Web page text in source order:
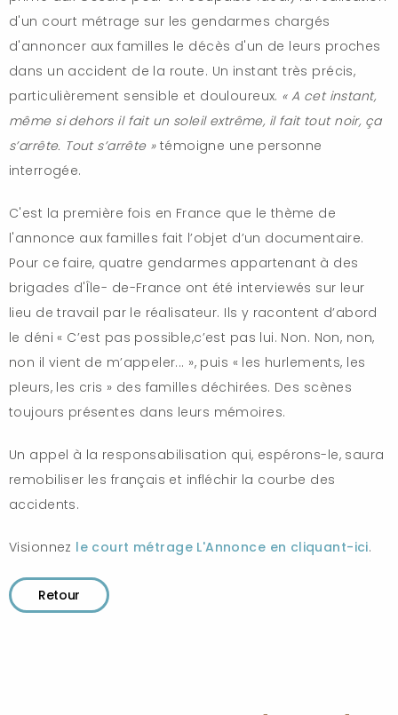
d'un court métrage sur les gendarmes chargés
d'annoncer aux familles le décès d'un de leurs proches
dans un accident de la route. Un instant très précis,
particulièrement sensible et douloureux. « A cet instant,
même si dehors il fait un soleil extrême, il fait tout noir, ça
s’arrête. Tout s’arrête »témoigne une personne
interrogée.
C'est la première fois en France que le thème de
l'annonce aux familles fait l’objet d’un documentaire.
Pour ce faire, quatre gendarmes appartenant à des
brigades d'Île- de-France ont été interviewés sur leur
lieu de travail par le réalisateur. Ils y racontent d’abord
le déni « C’est pas possible,c’est pas lui. Non. Non, non,
non il vient de m’appeler... », puis « les hurlements, les
pleurs, les cris » des familles déchirées. Des scènes
toujours présentes dans leurs mémoires.
Un appel à la responsabilisation qui, espérons-le, saura
remobiliser les français et infléchir la courbe des
accidents.
Visionnez le court métrage L'Annonce en cliquant-ici.
Retour